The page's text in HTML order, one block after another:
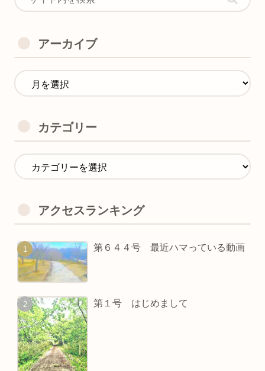
アーカイブ
カテゴリー
アクセスランキング
第６４４号 最近ハマっている動画
第１号 はじめまして